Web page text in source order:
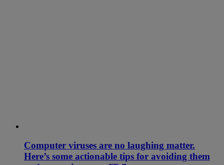
Computer viruses are no laughing matter.
Here’s some actionable tips for avoiding them